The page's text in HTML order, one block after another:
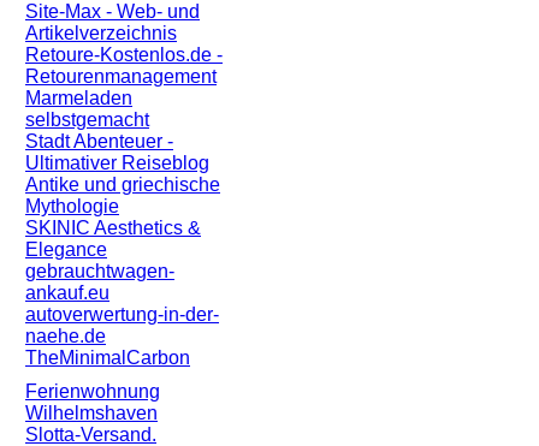
Site-Max - Web- und
Artikelverzeichnis
Retoure-Kostenlos.de -
Retourenmanagement
Marmeladen
selbstgemacht
Stadt Abenteuer -
Ultimativer Reiseblog
Antike und griechische
Mythologie
SKINIC Aesthetics &
Elegance
gebrauchtwagen-
ankauf.eu
autoverwertung-in-der-
naehe.de
TheMinimalCarbon
Ferienwohnung
Wilhelmshaven
Slotta-Versand.